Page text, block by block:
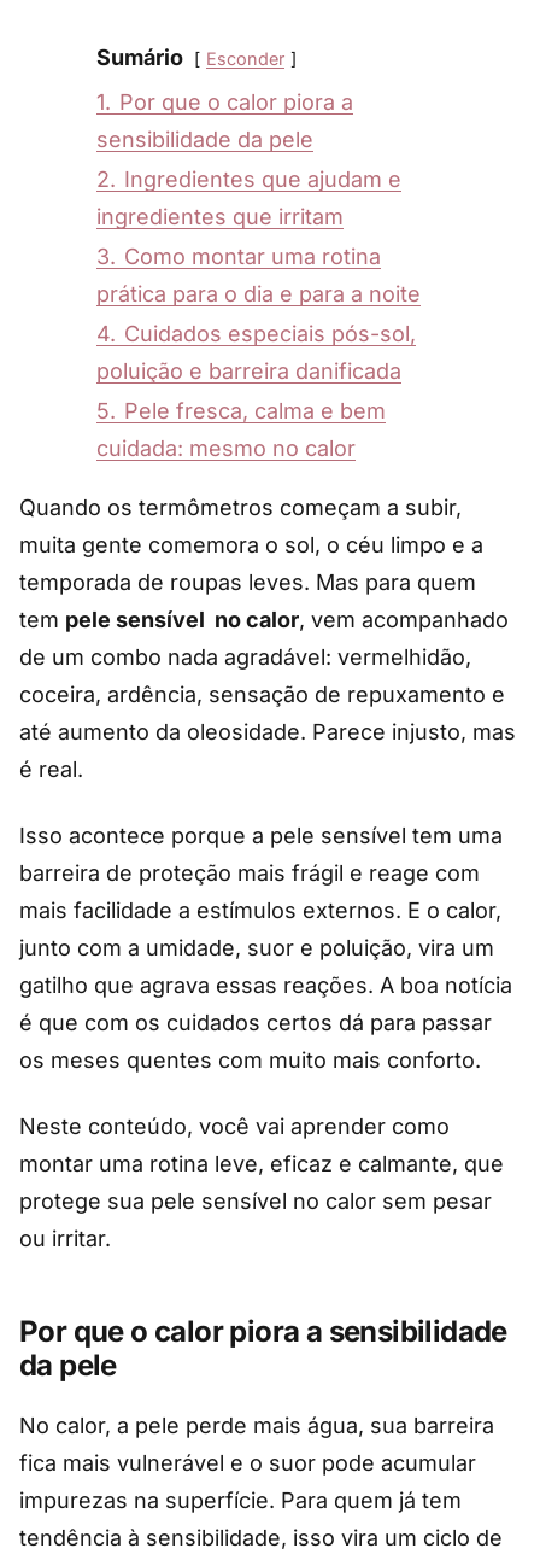
Sumário Esconder
1. Por que o calor piora a
sensibilidade da pele
2. Ingredientes que ajudam e
ingredientes que irritam
3. Como montar uma rotina
prática para o dia e para a noite
4. Cuidados especiais pós-sol,
poluição e barreira danificada
5. Pele fresca, calma e bem
cuidada: mesmo no calor
Quando os termômetros começam a subir,
muita gente comemora o sol, o céu limpo e a
temporada de roupas leves. Mas para quem
tem pele sensível no calor, vem acompanhado
de um combo nada agradável: vermelhidão,
coceira, ardência, sensação de repuxamento e
até aumento da oleosidade. Parece injusto, mas
é real.
Isso acontece porque a pele sensível tem uma
barreira de proteção mais frágil e reage com
mais facilidade a estímulos externos. E o calor,
junto com a umidade, suor e poluição, vira um
gatilho que agrava essas reações. A boa notícia
é que com os cuidados certos dá para passar
os meses quentes com muito mais conforto.
Neste conteúdo, você vai aprender como
montar uma rotina leve, eficaz e calmante, que
protege sua pele sensível no calor sem pesar
ou irritar.
Por que o calor piora a sensibilidade
da pele
No calor, a pele perde mais água, sua barreira
fica mais vulnerável e o suor pode acumular
impurezas na superfície. Para quem já tem
tendência à sensibilidade, isso vira um ciclo de